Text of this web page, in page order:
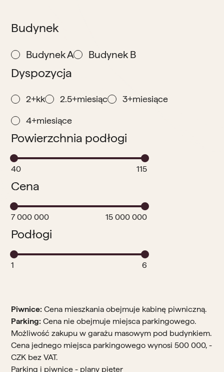
Budynek
Budynek A Budynek B
Dyspozycja
2+kk 2.5+miesiąc 3+miesiące
4+miesiące
Powierzchnia podłogi
40 115
Cena
7 000 000 15 000 000
Podłogi
1 6
Piwnice: Cena mieszkania obejmuje kabinę piwniczną.
Parking: Cena nie obejmuje miejsca parkingowego.
Możliwość zakupu w garażu masowym pod budynkiem.
Cena jednego miejsca parkingowego wynosi 500 000, -
CZK bez VAT.
Parking i piwnice - plany pięter